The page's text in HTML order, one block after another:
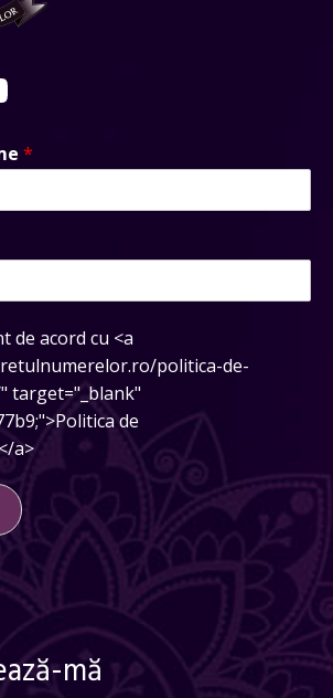
*
de acord cu <a
politica-de-
target="_blank"
de
a>
mă